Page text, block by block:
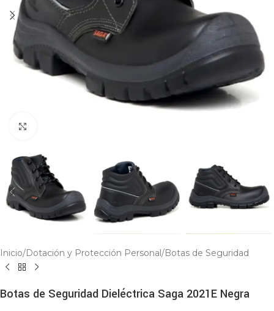
Inicio/Dotación y Protección Personal /Botas de Seguridad
Botas de Seguridad Dieléctrica Saga 2021E Negra